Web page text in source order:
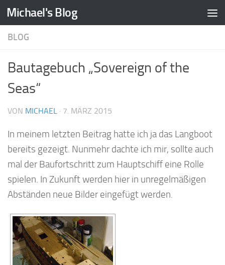
Zum Inhalt springen
Michael's Blog
BLOG
Bautagebuch „Sovereign of the
Seas“
VON MICHAEL · 7. MÄRZ 2015
In meinem letzten Beitrag hatte ich ja das Langboot
bereits gezeigt. Nunmehr dachte ich mir, sollte auch
mal der Baufortschritt zum Hauptschiff eine Rolle
spielen. In Zukunft werden hier in unregelmäßigen
Abständen neue Bilder eingefügt werden.